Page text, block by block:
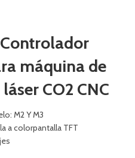
máquina de
CO2 CNC
M2 Y M3
a colorpantalla TFT